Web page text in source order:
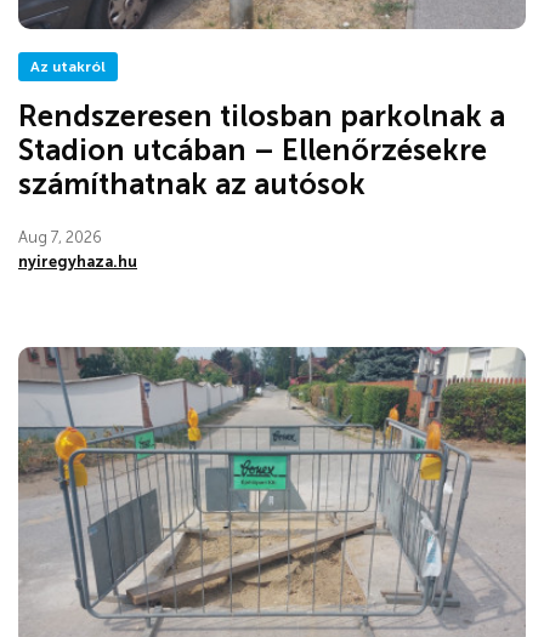
Az utakról
Rendszeresen tilosban parkolnak a
Stadion utcában – Ellenőrzésekre
számíthatnak az autósok
Aug 7, 2026
nyiregyhaza.hu